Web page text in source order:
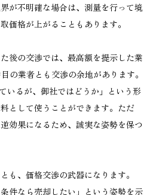
が不明確な場合は、測量を行って境
価格が上がることもあります。
後の交渉では、最高額を提示した業
の業者とも交渉の余地があります。
いるが、御社ではどうか」という形
として使うことができます。ただ
効果になるため、誠実な姿勢を保つ
も、価格交渉の武器になります。
件なら売却したい」という姿勢を示